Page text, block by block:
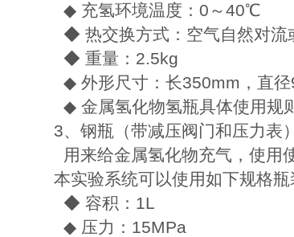
◆ 充氢环境温度：0～40℃
◆ 热交换方式：空气自然对流
◆ 重量：2.5kg
◆ 外形尺寸：长350mm，直径
◆ 金属氢化物氢瓶具体使用规
3、钢瓶（带减压阀门和压力表）
用来给金属氢化物充气，使用
本实验系统可以使用如下规格瓶
◆ 容积：1L
◆ 压力：15MPa